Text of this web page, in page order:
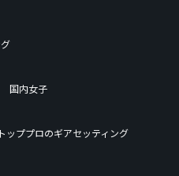
国内女子
トッププロのギアセッティング